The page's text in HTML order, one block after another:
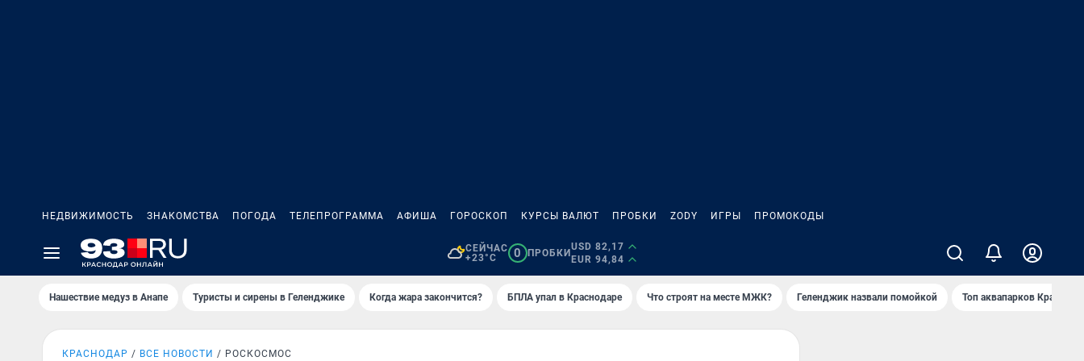
НЕДВИЖИМОСТЬ ЗНАКОМСТВА ПОГОДА ТЕЛЕПРОГРАММА АФИША ГОРОСКОП КУРСЫ ВАЛЮТ ПРОБКИ ZODY ИГРЫ ПРОМОКОДЫ
СЕЙЧАС
+23°C
0 ПРОБКИ
USD 82,17
EUR 94,84
Нашествие медуз в Анапе Туристы и сирены в Геленджике Когда жара закончится? БПЛА упал в Краснодаре Что строят на месте МЖК? Геленджик назвали помойкой Топ аквапарков
КРАСНОДАР ВСЕ НОВОСТИ РОСКОСМОС